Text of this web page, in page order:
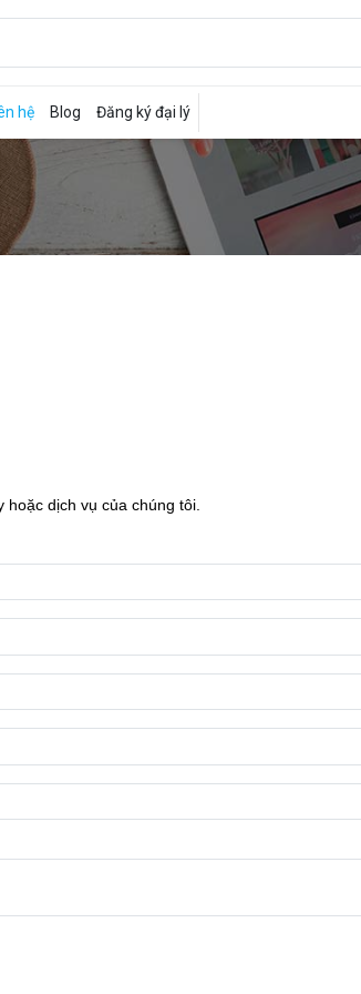
hệ Blog Đăng ký đại lý
dịch vụ của chúng tôi.